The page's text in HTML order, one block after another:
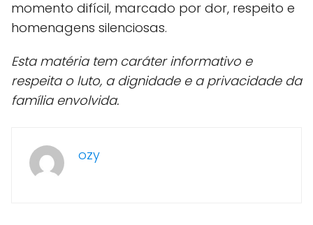
momento difícil, marcado por dor, respeito e
homenagens silenciosas.
Esta matéria tem caráter informativo e
respeita o luto, a dignidade e a privacidade da
família envolvida.
ozy